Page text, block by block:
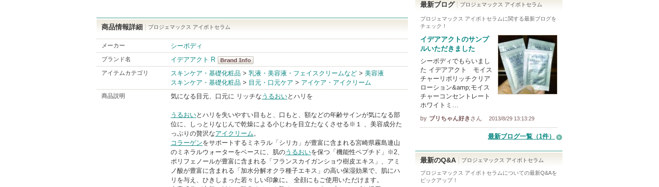
商品情報詳細 プロジェマックス アイボトセラム
メーカー シーボディ
ブランド名
イデアアクト R
イデアアクト
R BrandInfo
アイテムカテゴリ スキンケア・基礎化粧品 > 乳液・美容液・フェイスクリームなど > 美容液
スキンケア・基礎化粧品 > 目元・口元ケア > アイケア・アイクリーム
商品説明 気になる目元、口元に リッチな うるおいとハリを
うるおいとハリを失いやすい目もと、口もと、額などの年齢サインが気になる部
位に、しっとりなじんで乾燥による小じわを目立たなくさせる※１ 、美容成分た
っぷりの贅沢なアイクリーム。
コラーゲンをサポートするミネラル「シリカ」が豊富に含まれる宮崎県霧島連山
のミネラルウォーターをベースに、肌のうるおいを保つ「機能性ペプチド」※2、
ポリフェノールが豊富に含まれる「フランスカイガンショウ樹皮エキス」、アミ
ノ酸が豊富に含まれる「加水分解オクラ種子エキス」の高い保湿効果で、肌にハ
リを与え、ひきしまった若々しい印象に。 全顔にもご使用いただけます。
最新ブログ プロジェマックス アイボトセラム
プロジェマックス アイボトセラムに関する最新ブログを
チェック！
イデアアクトのサンプ
ルいただきました
シーボディでもらいまし
た イデアアクト モイス
チャーリポリッチクリア
ローション&amp;モイス
チャーコンセントレート
ホワイトミ…
by ブリちゃん好き さん 2013/8/29 13:13:29
最新ブログ一覧（1件）
最新のQ&A プロジェマックス アイボトセラム
プロジェマックス アイボトセラムについての最新Q&Aを
ピックアップ！